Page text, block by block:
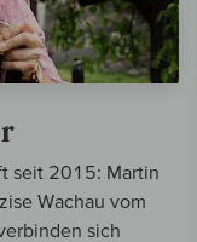
seit 2015: Martin
Wachau vom
sich